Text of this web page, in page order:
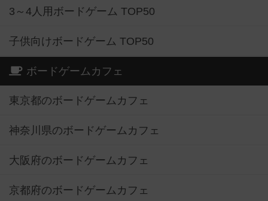
3～4人用ボードゲーム TOP50
子供向けボードゲーム TOP50
ボードゲームカフェ
東京都のボードゲームカフェ
神奈川県のボードゲームカフェ
大阪府のボードゲームカフェ
京都府のボードゲームカフェ